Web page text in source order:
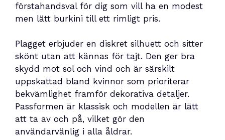
förstahandsval för dig som vill ha en modest
men lätt burkini till ett rimligt pris.
Plagget erbjuder en diskret silhuett och sitter
skönt utan att kännas för tajt. Den ger bra
skydd mot sol och vind och är särskilt
uppskattad bland kvinnor som prioriterar
bekvämlighet framför dekorativa detaljer.
Passformen är klassisk och modellen är lätt
att ta av och på, vilket gör den
användarvänlig i alla åldrar.